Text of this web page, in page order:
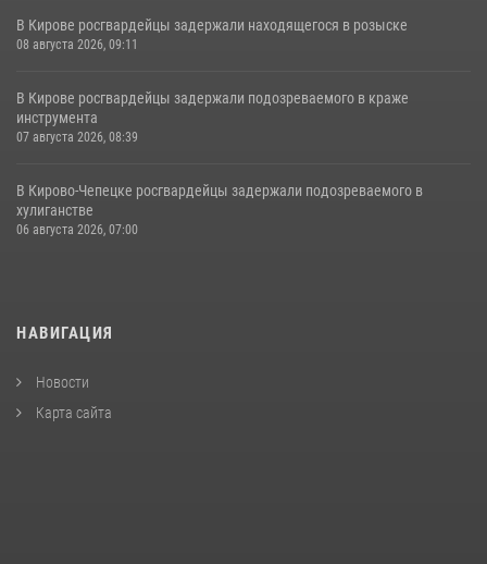
В Кирове росгвардейцы задержали находящегося в розыске
08 августа 2026, 09:11
В Кирове росгвардейцы задержали подозреваемого в краже
инструмента
07 августа 2026, 08:39
В Кирово-Чепецке росгвардейцы задержали подозреваемого в
хулиганстве
06 августа 2026, 07:00
НАВИГАЦИЯ
Новости
Карта сайта